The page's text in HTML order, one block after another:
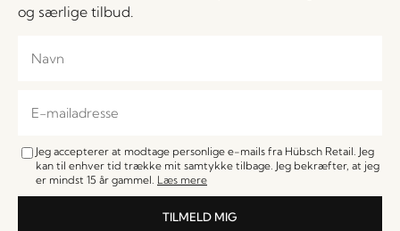
og særlige tilbud.
Jeg accepterer at modtage personlige e-mails fra Hübsch Retail. Jeg
kan til enhver tid trække mit samtykke tilbage. Jeg bekræfter, at jeg
er mindst 15 år gammel. Læs mere
TILMELD MIG